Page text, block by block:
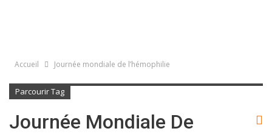
Accueil Journée mondiale de l’hémophilie
Parcourir Tag
Journée Mondiale De